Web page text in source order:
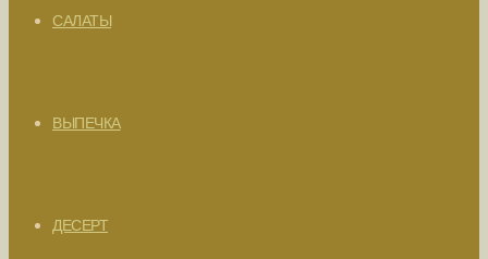
САЛАТЫ
ВЫПЕЧКА
ДЕСЕРТ